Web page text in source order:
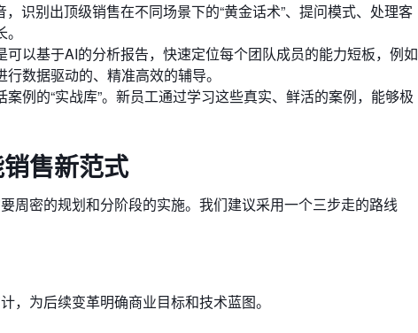
识别出顶级销售在不同场景下的“黄金话术”、提问模式、处理客
以基于AI的分析报告，快速定位每个团队成员的能力短板，例如
数据驱动的、精准高效的辅导。
例的“实战库”。新员工通过学习这些真实、鲜活的案例，能够极
售新范式
周密的规划和分阶段的实施。我们建议采用一个三步走的路线
，为后续变革明确商业目标和技术蓝图。